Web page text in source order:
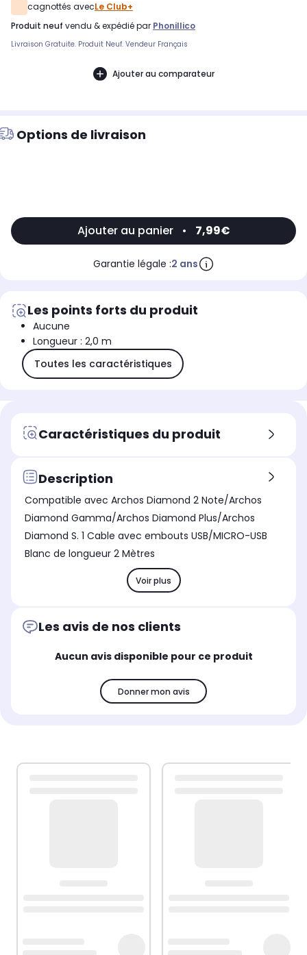
cagnottés avecLe Club+
produit neuf vendu & expédié par Phonillico
Livraison Gratuite. Produit Neuf. Vendeur Français
Ajouter au comparateur
Options de livraison
Ajouter au panier • 7,99€
Garantie légale :2 ans
Les points forts du produit
Aucune
Longueur : 2,0 m
Toutes les caractéristiques
Caractéristiques du produit
Description
Compatible avec Archos Diamond 2 Note/Archos
Diamond Gamma/Archos Diamond Plus/Archos
Diamond S. 1 Cable avec embouts USB/MICRO-USB
Blanc de longueur 2 Mètres
Voir plus
Les avis de nos clients
Aucun avis disponible pour ce produit
Donner mon avis